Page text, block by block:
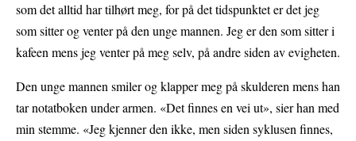
som det alltid har tilhørt meg, for på det tidspunktet er det jeg
som sitter og venter på den unge mannen. Jeg er den som sitter i
kafeen mens jeg venter på meg selv, på andre siden av evigheten.
Den unge mannen smiler og klapper meg på skulderen mens han
tar notatboken under armen. «Det finnes en vei ut», sier han med
min stemme. «Jeg kjenner den ikke, men siden syklusen finnes,